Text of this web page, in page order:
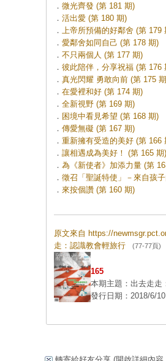
． 微光齊發 (第 181 期)
． 活出愛 (第 180 期)
． 上帝所預備的好鄰舍 (第 179
． 愛鄰舍如同自己 (第 178 期)
． 不只兩個人 (第 177 期)
． 彼此陪伴，分享祝福 (第 176
． 真光閃耀 勇敢向前 (第 175
． 在愛裡和好 (第 174 期)
． 全新視野 (第 169 期)
． 困境中看見希望 (第 168 期)
． 傳愛無礙 (第 167 期)
． 重新擁有受造的美好 (第 166
． 讓相遇成為美好！ (第 165 期)
． 為《新使者》加添力量 (第
． 徵召「聖誕特使」－來自孩
． 來按個讚 (第 160 期)
原文來自 https://
走：認識教會輕旅行 (77-77頁)
165
本期主題：出去走走
發行日期：2018/6/10